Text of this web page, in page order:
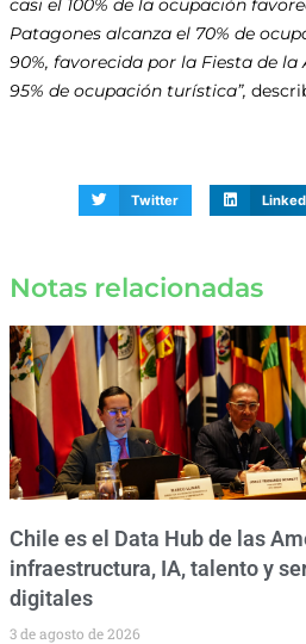
casi el 100% de la ocupación
Patagones alcanza el 70% de
90%, favorecida por la Fiesta de
95% de ocupación turística”,
Twitter
Notas relacionadas
Chile es el Data Hub de las
infraestructura, IA, talento y
digitales
3 de agosto de 2026